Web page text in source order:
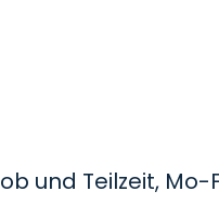
und Teilzeit, Mo-